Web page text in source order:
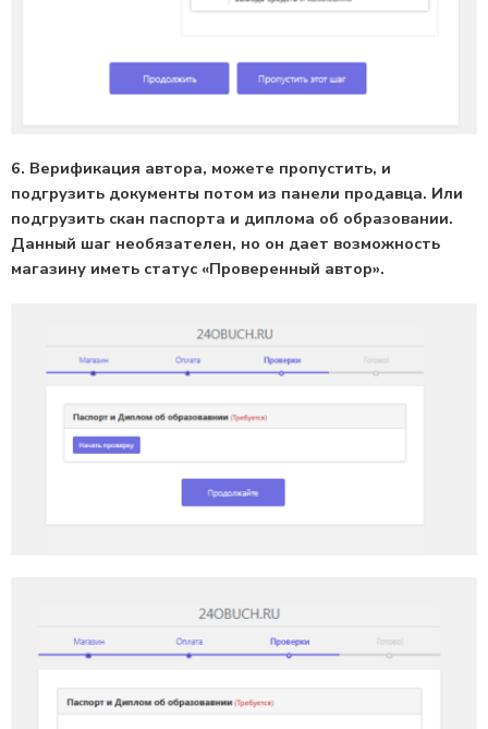
6. Верификация автора, можете пропустить, и
подгрузить документы потом из панели продавца. Или
подгрузить скан паспорта и диплома об образовании.
Данный шаг необязателен, но он дает возможность
магазину иметь статус «Проверенный автор».